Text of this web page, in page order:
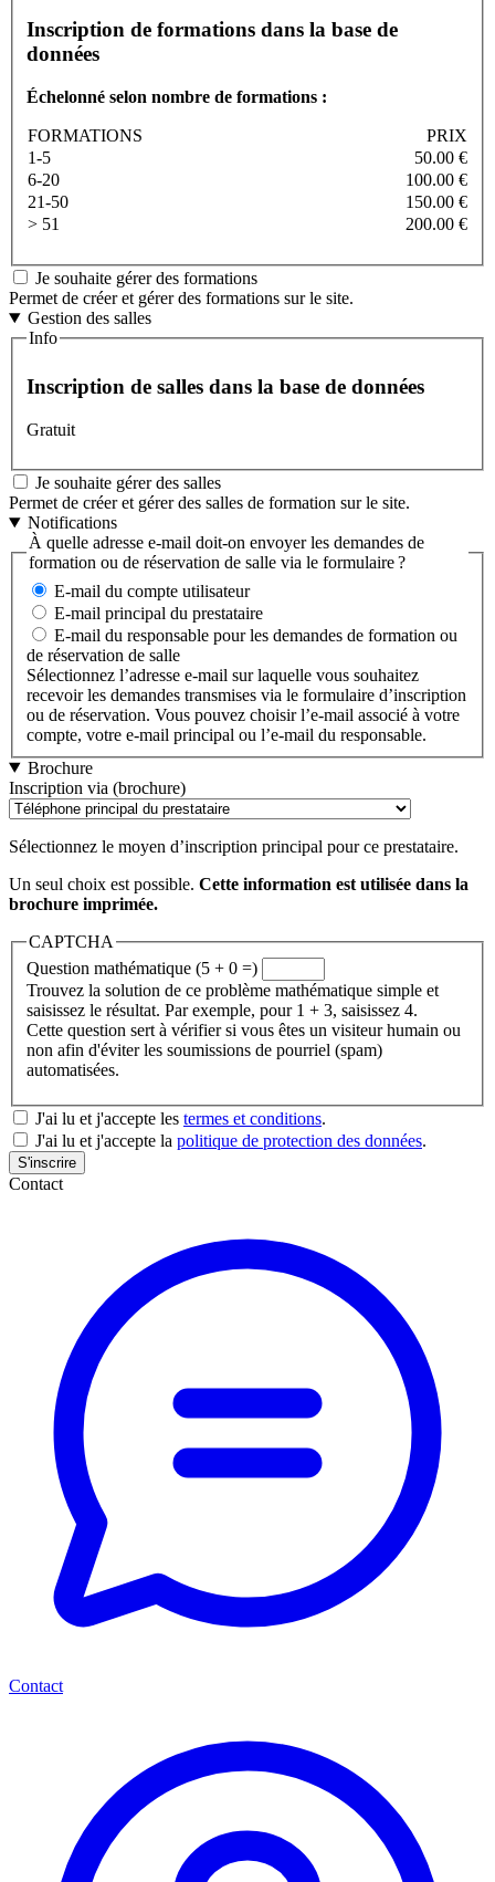
Inscription de formations dans la base de
données
Échelonné selon nombre de formations :
FORMATIONS
PRIX
1-5
50.00 €
6-20
100.00 €
21-50
150.00 €
> 51
200.00 €
Je souhaite gérer des formations
Permet de créer et gérer des formations sur le site.
Gestion des salles
Info
Inscription de salles dans la base de données
Gratuit
Je souhaite gérer des salles
Permet de créer et gérer des salles de formation sur le site.
Notifications
À quelle adresse e-mail doit-on envoyer les demandes de
formation ou de réservation de salle via le formulaire ?
E-mail du compte utilisateur
E-mail principal du prestataire
E-mail du responsable pour les demandes de formation ou
de réservation de salle
Sélectionnez l’adresse e-mail sur laquelle vous souhaitez
recevoir les demandes transmises via le formulaire d’inscription
ou de réservation. Vous pouvez choisir l’e-mail associé à votre
compte, votre e-mail principal ou l’e-mail du responsable.
Brochure
Inscription via (brochure)
Sélectionnez le moyen d’inscription principal pour ce prestataire.
Un seul choix est possible. Cette information est utilisée dans la
brochure imprimée.
CAPTCHA
Question mathématique (5 + 0 =)
Trouvez la solution de ce problème mathématique simple et
saisissez le résultat. Par exemple, pour 1 + 3, saisissez 4.
Cette question sert à vérifier si vous êtes un visiteur humain ou
non afin d'éviter les soumissions de pourriel (spam)
automatisées.
J'ai lu et j'accepte les termes et conditions.
J'ai lu et j'accepte la politique de protection des données.
Contact
Contact